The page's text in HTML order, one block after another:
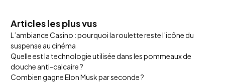
Articles les plus vus
L’ambiance Casino : pourquoi la roulette reste l’icône du
suspense au cinéma
Quelle est la technologie utilisée dans les pommeaux de
douche anti-calcaire ?
Combien gagne Elon Musk par seconde ?